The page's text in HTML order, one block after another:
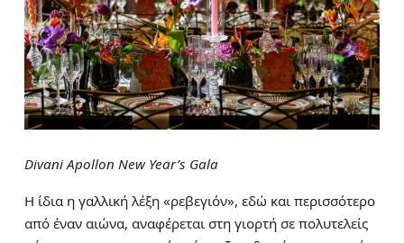
Divani Apollon New Year’s Gala
Η ίδια η γαλλική λέξη «ρεβεγιόν», εδώ και περισσότερο
από έναν αιώνα, αναφέρεται στη γιορτή σε πολυτελείς